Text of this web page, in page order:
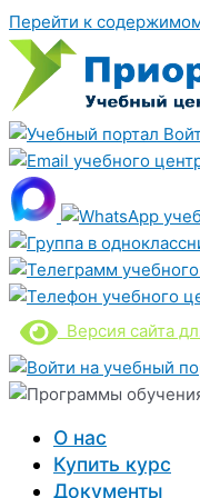
Перейти к
Версия сайта
О нас
Купить курс
Документы